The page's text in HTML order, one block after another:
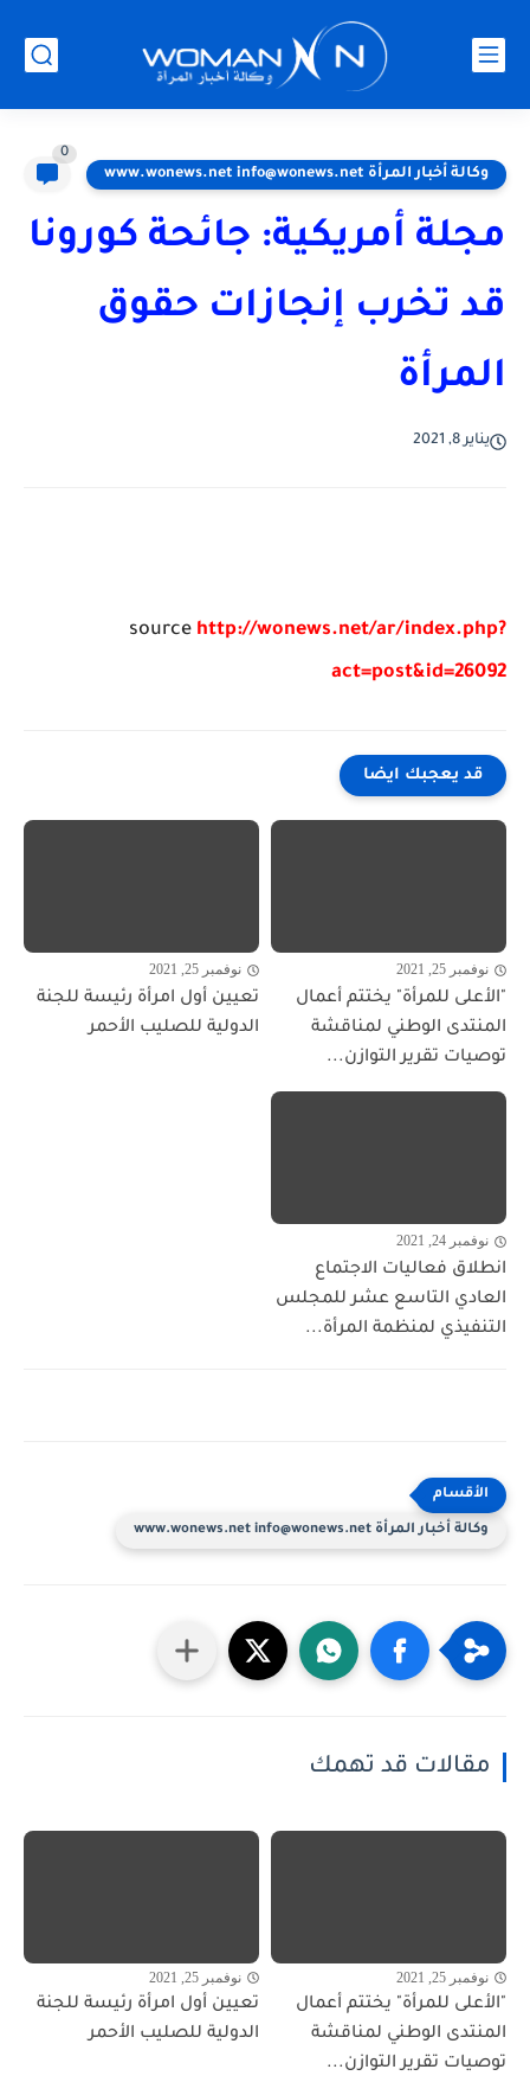
وكالة أخبار المرأة www.wonews.net info@wonews.net
0
مجلة أمريكية: جائحة كورونا
قد تخرب إنجازات حقوق
المرأة
يناير 8, 2021
source http://wonews.net/ar/index.php?
act=post&id=26092
قد يعجبك ايضا
نوفمبر 25, 2021
"الأعلى للمرأة" يختتم أعمال
المنتدى الوطني لمناقشة
توصيات تقرير التوازن...
نوفمبر 25, 2021
تعيين أول امرأة رئيسة للجنة
الدولية للصليب الأحمر
نوفمبر 24, 2021
انطلاق فعاليات الاجتماع
العادي التاسع عشر للمجلس
التنفيذي لمنظمة المرأة...
وكالة أخبار المرأة www.wonews.net info@wonews.net
مقالات قد تهمك
نوفمبر 25, 2021
"الأعلى للمرأة" يختتم أعمال
المنتدى الوطني لمناقشة
توصيات تقرير التوازن...
نوفمبر 25, 2021
تعيين أول امرأة رئيسة للجنة
الدولية للصليب الأحمر